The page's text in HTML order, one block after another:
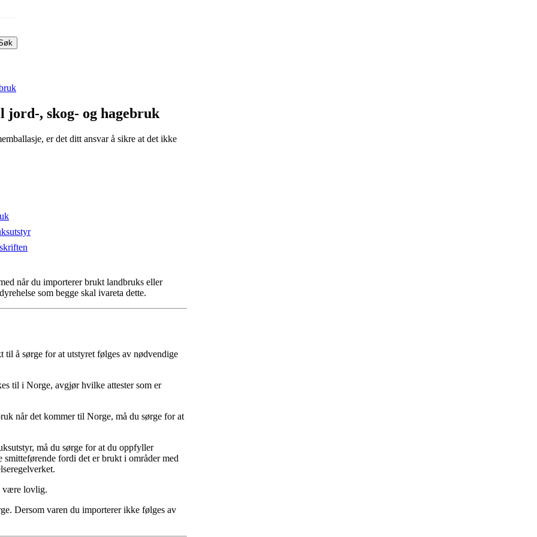
, skog- og hagebruk
er det ditt ansvar å sikre at det ikke
når du importerer brukt landbruks eller
som begge skal ivareta dette.
å sørge for at utstyret følges av nødvendige
til i Norge, avgjør hvilke attester som er
når det kommer til Norge, må du sørge for at
må du sørge for at du oppfyller
fordi det er brukt i områder med
være lovlig.
Dersom varen du importerer ikke følges av